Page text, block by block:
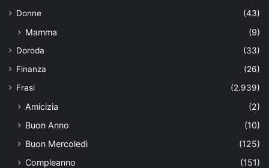
Donne
(43)
Mamma (9)
Doroda
(33)
Finanza
(26)
Frasi
(2.939)
Amicizia
(2)
Buon Anno
(10)
Buon Mercoledì
(125)
Compleanno
(151)